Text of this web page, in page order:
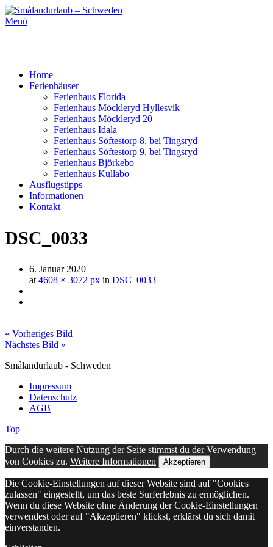
Menü
Home
Ferienhäuser
Ferienhaus Florida
Ferienhaus Möckleryd Hyllesvik
Ferienhaus Möckleryd 20
Ferienhaus Idala
Ferienhaus Söftestorp 8, bei Tingsryd
Ferienhaus Söftestorp 9, bei Tingsryd
Ferienhaus Björkebo
Ferienhaus Kullabo
Ausflugstipps
Informationen
Kontakt
DSC_0033
6. Januar 2020
at 4608 × 3072 px in DSC_0033
« Vorheriges Bild
Nächstes Bild »
Smålandurlaub - Schweden
Impressum
Datenschutz
AGB
Top
Durch die weitere Nutzung der Seite stimmst du der Verwendung
von Cookies zu. Weitere Informationen Akzeptieren
Die Cookie-Einstellungen auf dieser Website sind auf "Cookies
zulassen" eingestellt, um das beste Surferlebnis zu ermöglichen.
Wenn du diese Website ohne Änderung der Cookie-Einstellungen
verwendest oder auf "Akzeptieren" klickst, erklärst du sich damit
einverstanden.